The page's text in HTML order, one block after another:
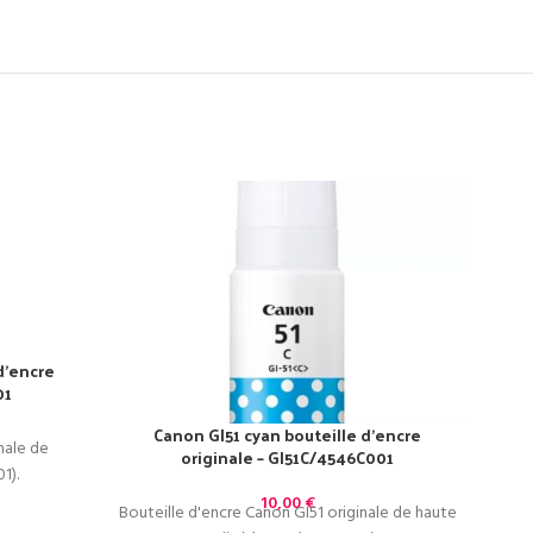
de
Canon GI51 cyan bouteille d’encre
originale – GI51C/4546C001
10,00€
Bouteille d'encre Canon GI51 originale de haute